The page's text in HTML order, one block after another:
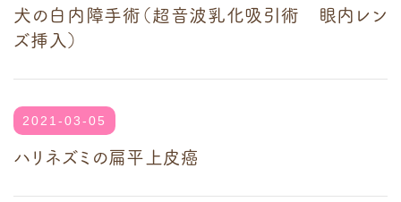
犬の白内障手術（超音波乳化吸引術 眼内レン
ズ挿入）
2021-03-05
ハリネズミの扁平上皮癌